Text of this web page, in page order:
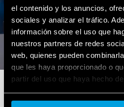
el contenido y los anuncios,
sociales y analizar el tráfico.
información sobre el uso que
nuestros partners de redes
web, quienes pueden
que les haya proporcionado o
partir del uso que haya hecho
Cookie policy.
Sector